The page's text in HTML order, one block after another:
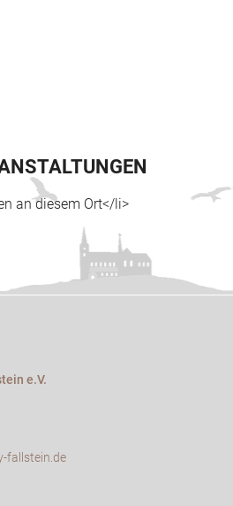
an diesem Ort</li>
e.V.
fallstein.de